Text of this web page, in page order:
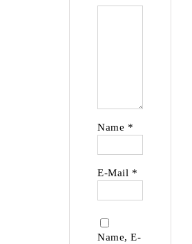
Name *
E-Mail *
Name, E-